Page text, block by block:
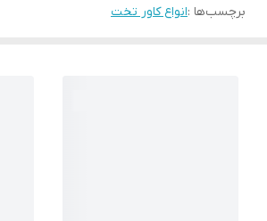
برچسب‌ها :انواع کاور تخت